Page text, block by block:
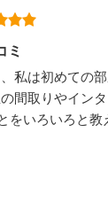
ミ
私は初めての
間取りやイン
をいろいろと